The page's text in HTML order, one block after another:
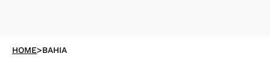
HOME>BAHIA